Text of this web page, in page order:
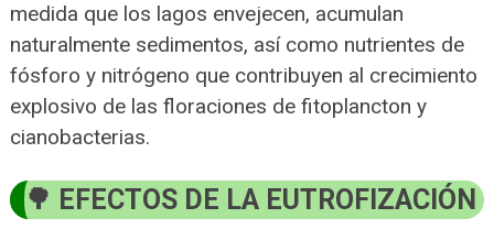
medida que los lagos envejecen, acumulan
naturalmente sedimentos, así como nutrientes de
fósforo y nitrógeno que contribuyen al crecimiento
explosivo de las floraciones de fitoplancton y
cianobacterias.
EFECTOS DE LA EUTROFIZACIÓN